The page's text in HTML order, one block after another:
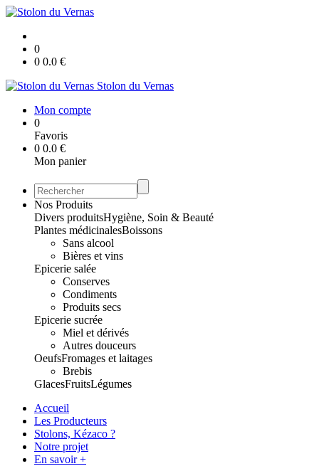
0
0 0.0 €
Stolon du Vernas
Mon compte
0
Favoris
0 0.0 €
Mon panier
Nos Produits
Divers produitsHygiène, Soin & Beauté
Plantes médicinalesBoissons
Sans alcool
Bières et vins
Epicerie salée
Conserves
Condiments
Produits secs
Epicerie sucrée
Miel et dérivés
Autres douceurs
OeufsFromages et laitages
Brebis
GlacesFruitsLégumes
Accueil
Les Producteurs
Stolons, Kézaco ?
Notre projet
En savoir +